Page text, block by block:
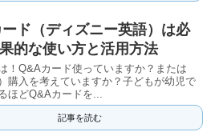
ド（ディズニー英語）は必
的な使い方と活用方法
！Q&Aカード使っていますか？または
購入を考えていますか？子どもが幼児で
ほどQ&Aカードを...
記事を読む